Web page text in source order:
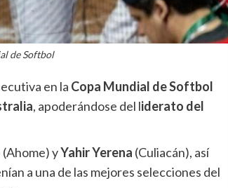
de Softbol
en la Copa Mundial de Softbol
, apoderándose del liderato del
(Ahome) yYahir Yerena (Culiacán), así
a una de las mejores selecciones del